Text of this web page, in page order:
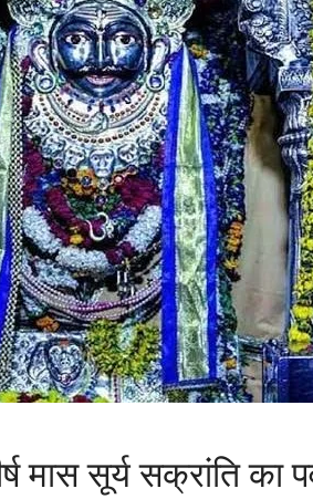
मास सूर्य सक्रांति का